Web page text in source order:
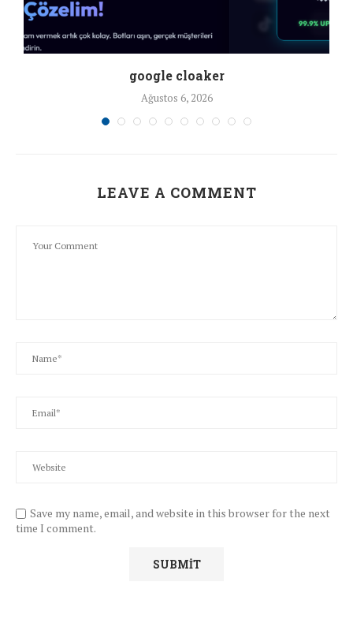
google cloaker
Ağustos 6, 2026
LEAVE A COMMENT
Save my name, email, and website in this browser for the next
time I comment.